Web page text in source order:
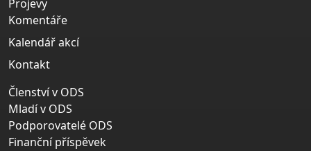
Projevy
Komentáře
Kalendář akcí
Kontakt
Členství v ODS
Mladí v ODS
Podporovatelé ODS
Finanční příspěvek